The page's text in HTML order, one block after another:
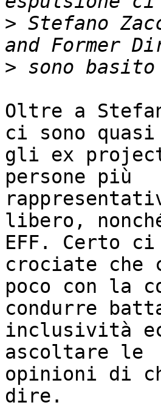
> Stefano
>
Oltre a
ci sono
gli ex
persone più
libero,
EFF. Certo
crociate che
poco con la
condurre
inclusività
ascoltare le
opinioni di
dire.